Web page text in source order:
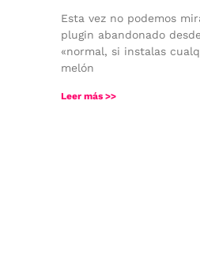
Esta vez no podemos
plugin abandonado
«normal, si instalas
melón
Leer más >>